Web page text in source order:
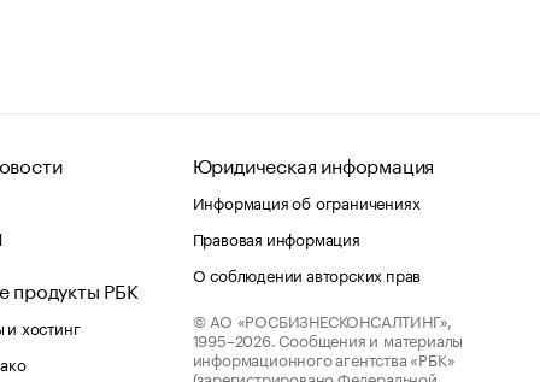
продукты РБК
хостинг
Юридическая информация
Информация об ограничениях
Правовая информация
О соблюдении авторских прав
© АО «РОСБИЗНЕСКОНСАЛТИНГ»,
1995–2026. Сообщения и материалы
информационного агентства «РБК»
(зарегистрировано Федеральной